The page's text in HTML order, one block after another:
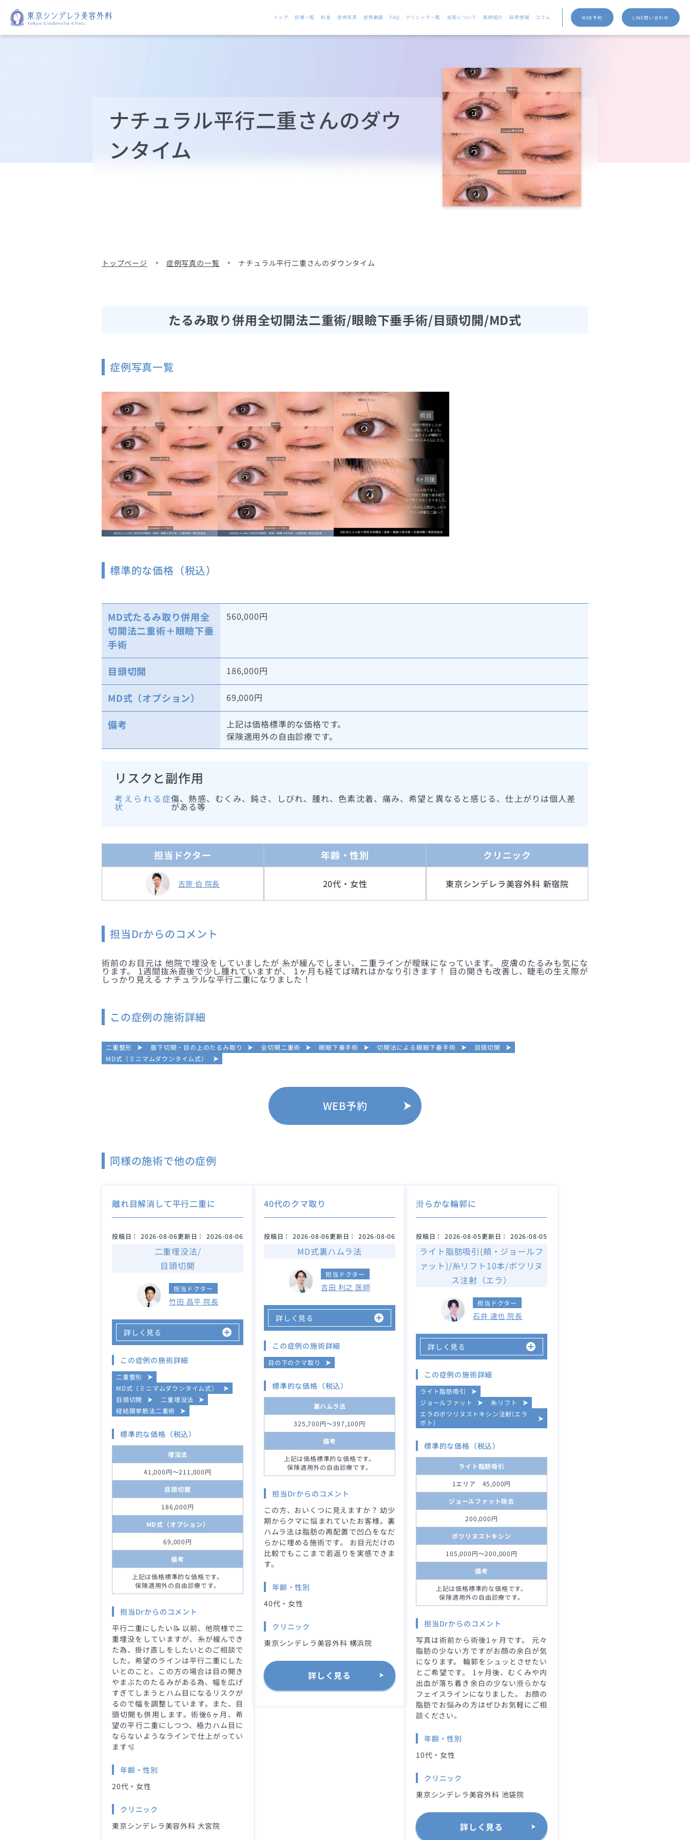
トップ 診療一覧 料金 症例写真 症例動画 FAQ クリニック一覧 当院について 医師紹介 採用情報 コラム WEB予約 LINE問い合わせ
ナチュラル平行二重さんのダウ
ンタイム
トップページ 症例写真の一覧 ナチュラル平行二重さんのダウンタイム
たるみ取り併用全切開法二重術/眼瞼下垂手術/目頭切開/MD式
症例写真一覧
標準的な価格（税込）
MD式たるみ取り併用全
切開法二重術＋眼瞼下垂
手術
560,000円
目頭切開 186,000円
MD式（オプション） 69,000円
備考
上記は価格標準的な価格です。
保険適用外の自由診療です。
リスクと副作用
考えられる症
状
傷、熱感、むくみ、鈍さ、しびれ、腫れ、色素沈着、痛み、希望と異なると感じる、仕上がりは個人差
がある等
担当ドクター
吉原 伯 院長
年齢・性別
20代・女性
クリニック
東京シンデレラ美容外科 新宿院
担当Drからのコメント
術前のお目元は 他院で埋没をしていましたが 糸が緩んでしまい、二重ラインが曖昧になっています。 皮膚のたるみも気にな
ります。 1週間抜糸直後で少し腫れていますが、 1ヶ月も経てば晴れはかなり引きます！ 目の開きも改善し、睫毛の生え際が
しっかり見える ナチュラルな平行二重になりました！
この症例の施術詳細
二重整形 眉下切開・目の上のたるみ取り 全切開二重術 眼瞼下垂手術 切開法による眼瞼下垂手術
目頭切開
MD式（ミニマムダウンタイム式）
WEB予約
同様の施術で他の症例
離れ目解消して平行二重に
投稿日： 2026-08-06更新日： 2026-08-06
二重埋没法/
目頭切開
担当ドクター
竹田 昌平 院長
詳しく見る
この症例の施術詳細
二重整形
MD式（ミニマムダウンタイム式）
目頭切開
二重埋没法
経結膜挙筋法二重術
標準的な価格（税込）
埋没法
41,000円～211,000円
目頭切開
186,000円
MD式（オプション）
69,000円
備考
上記は価格標準的な価格です。
保険適用外の自由診療です。
担当Drからのコメント
平行二重にしたい📝 以前、他院様で二
重埋没をしていますが、糸が緩んでき
た為、掛け直しをしたいとのご相談で
した。希望のラインは平行二重にした
いとのこと。この方の場合は目の開き
やまぶたのたるみがある為、幅を広げ
すぎてしまうとハム目になるリスクが
るので幅を調整しています。また、目
頭切開も併用します。術後6ヶ月、希
望の平行二重にしつつ、極力ハム目に
ならないようなラインで仕上がってい
ます🫧
年齢・性別
20代・女性
クリニック
東京シンデレラ美容外科 大宮院
40代のクマ取り
投稿日： 2026-08-06更新日： 2026-08-06
MD式裏ハムラ法
担当ドクター
吉田 利之 医師
詳しく見る
この症例の施術詳細
目の下のクマ取り
標準的な価格（税込）
裏ハムラ法
325,700円～397,100円
備考
上記は価格標準的な価格です。
保険適用外の自由診療です。
担当Drからのコメント
この方、おいくつに見えますか？ 幼少
期からクマに悩まれていたお客様。裏
ハムラ法は脂肪の再配置で凹凸をなだ
らかに埋める施術です。 お目元だけの
比較でもここまで若返りを実感できま
す。
年齢・性別
40代・女性
クリニック
東京シンデレラ美容外科 横浜院
詳しく見る
滑らかな輪郭に
投稿日： 2026-08-05更新日： 2026-08-05
ライト脂肪吸引(頬・ジョールフ
ァット)/糸リフト10本/ボツリヌ
ス注射（エラ）
担当ドクター
石井 達也 院長
詳しく見る
この症例の施術詳細
ライト脂肪吸引
ジョールファット
糸リフト
エラのボツリヌストキシン注射(エラ
ボト)
標準的な価格（税込）
ライト脂肪吸引
1エリア 45,000円
ジョールファット除去
200,000円
ボツリヌストキシン
105,000円～200,000円
備考
上記は価格標準的な価格です。
保険適用外の自由診療です。
担当Drからのコメント
写真は術前から術後1ヶ月です。 元々
脂肪の少ない方ですがお顔の余白が気
になります。 輪郭をシュッとさせたい
とご希望です。 1ヶ月後、むくみや内
出血が落ち着き余白の少ない滑らかな
フェイスラインになりました。 お顔の
脂肪でお悩みの方はぜひお気軽にご相
談ください。
年齢・性別
10代・女性
クリニック
東京シンデレラ美容外科 池袋院
詳しく見る